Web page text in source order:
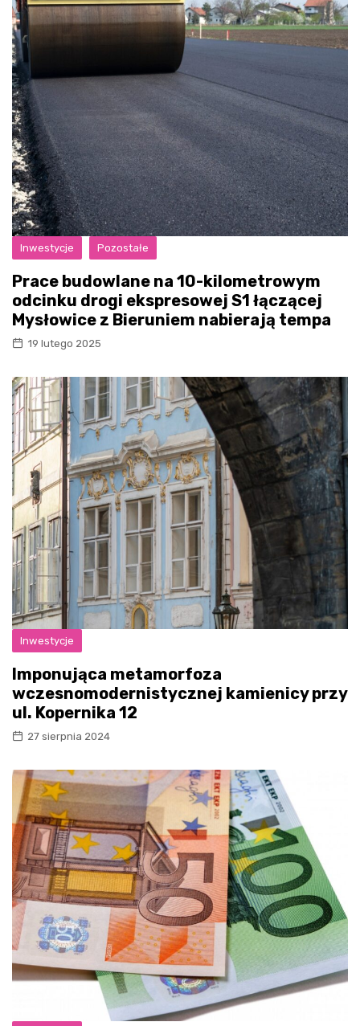
Inwestycje Pozostałe
Prace budowlane na 10-kilometrowym
odcinku drogi ekspresowej S1 łączącej
Mysłowice z Bieruniem nabierają tempa
19 lutego 2025
Inwestycje
Imponująca metamorfoza
wczesnomodernistycznej kamienicy przy
ul. Kopernika 12
27 sierpnia 2024